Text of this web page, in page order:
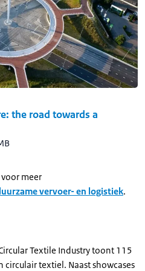
the road towards a
meer
vervoer- en logistiek.
Textile Industry toont 115
circulair textiel. Naast showcases